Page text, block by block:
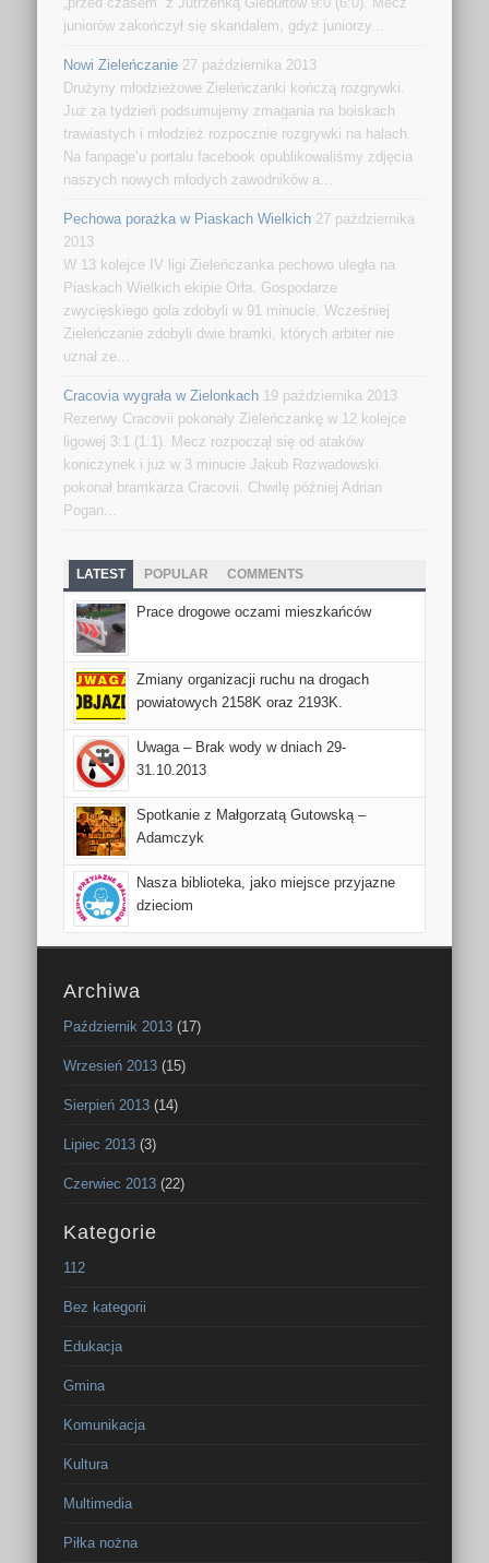
juniorów zakończył się skandalem, gdyż juniorzy...
Nowi Zieleńczanie 27 października 2013
Drużyny młodzieżowe Zieleńczanki kończą rozgrywki.
Już za tydzień podsumujemy zmagania na boiskach
trawiastych i młodzież rozpocznie rozgrywki na halach.
Na fanpage’u portalu facebook opublikowaliśmy zdjęcia
naszych nowych młodych zawodników a...
Pechowa porażka w Piaskach Wielkich 27 października
2013
W 13 kolejce IV ligi Zieleńczanka pechowo uległa na
Piaskach Wielkich ekipie Orła. Gospodarze
zwycięskiego gola zdobyli w 91 minucie. Wcześniej
Zieleńczanie zdobyli dwie bramki, których arbiter nie
uznał ze...
Cracovia wygrała w Zielonkach 19 października 2013
Rezerwy Cracovii pokonały Zieleńczankę w 12 kolejce
ligowej 3:1 (1:1). Mecz rozpoczął się od ataków
koniczynek i już w 3 minucie Jakub Rozwadowski
pokonał bramkarza Cracovii. Chwilę później Adrian
Pogan...
LATEST POPULAR COMMENTS
Prace drogowe oczami mieszkańców
Zmiany organizacji ruchu na drogach
powiatowych 2158K oraz 2193K.
Uwaga – Brak wody w dniach 29-
31.10.2013
Spotkanie z Małgorzatą Gutowską –
Adamczyk
Nasza biblioteka, jako miejsce przyjazne
dzieciom
Archiwa
Październik 2013 (17)
Wrzesień 2013 (15)
Sierpień 2013 (14)
Lipiec 2013 (3)
Czerwiec 2013 (22)
Kategorie
112
Bez kategorii
Edukacja
Gmina
Komunikacja
Kultura
Multimedia
Piłka nożna